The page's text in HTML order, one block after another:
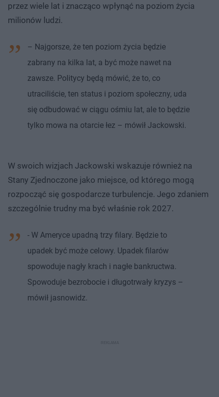
przez wiele lat i znacząco wpłynąć na poziom życia
milionów ludzi.
– Najgorsze, że ten poziom życia będzie
zabrany na kilka lat, a być może nawet na
zawsze. Politycy będą mówić, że to, co
utraciliście, ten status i poziom społeczny, uda
się odbudować w ciągu ośmiu lat, ale to będzie
tylko mowa na otarcie łez – mówił Jackowski.
W swoich wizjach Jackowski wskazuje również na
Stany Zjednoczone jako miejsce, od którego mogą
rozpocząć się gospodarcze turbulencje. Jego zdaniem
szczególnie trudny ma być właśnie rok 2027.
- W Ameryce upadną trzy filary. Będzie to
upadek być może celowy. Upadek filarów
spowoduje nagły krach i nagłe bankructwa.
Spowoduje bezrobocie i długotrwały kryzys –
mówił jasnowidz.